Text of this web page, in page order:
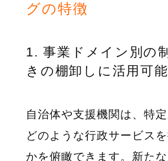
グの特徴
1. 事業ドメイン別の
きの棚卸しに活用可能
自治体や支援機関は、特
どのような行政サービス
かを俯瞰できます。新た